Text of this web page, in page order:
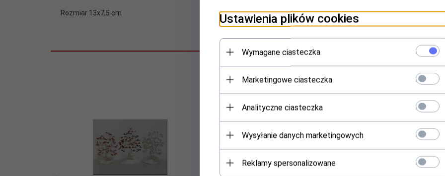
Rozmiar 13x7,5 cm
Polecamy
Ustawienia plików cookies
Wymagane ciasteczka
Marketingowe ciasteczka
Analityczne ciasteczka
Wysyłanie danych marketingowych
Reklamy spersonalizowane